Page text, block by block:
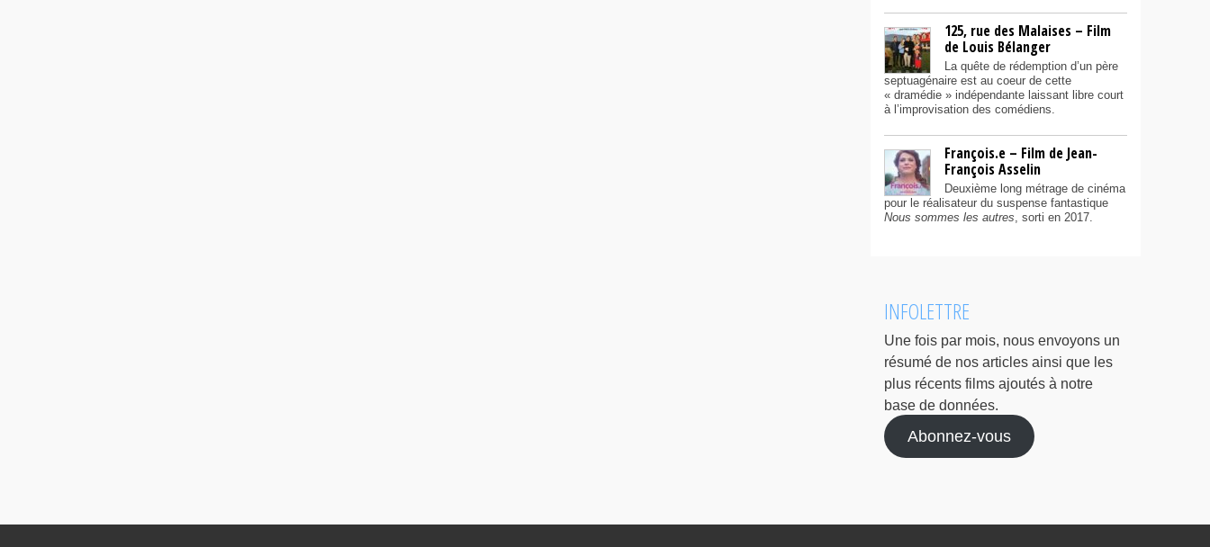
125, rue des Malaises – Film
de Louis Bélanger
La quête de rédemption d’un père
septuagénaire est au coeur de cette
« dramédie » indépendante laissant libre court
à l’improvisation des comédiens.
François.e – Film de Jean-
François Asselin
Deuxième long métrage de cinéma
pour le réalisateur du suspense fantastique
Nous sommes les autres, sorti en 2017.
INFOLETTRE
Une fois par mois, nous envoyons un
résumé de nos articles ainsi que les
plus récents films ajoutés à notre
base de données.
Abonnez-vous